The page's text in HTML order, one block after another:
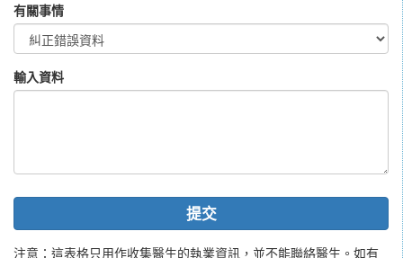
有關事情
輸入資料
提交
注意：這表格只用作收集醫生的執業資訊，並不能聯絡醫生。如有